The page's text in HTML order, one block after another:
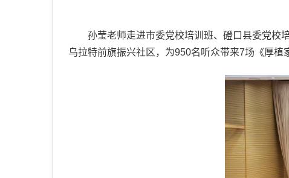
孙莹老师走进市委党校培训班、磴口县委党校
乌拉特前旗振兴社区，为950名听众带来7场《厚植